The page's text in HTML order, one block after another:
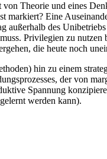
Theorie und eines
Eine
des
Privilegien zu
die heute noch
hin zu einem
der von
Spannung
werden kann).